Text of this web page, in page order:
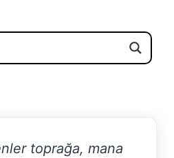
toprağa, mana